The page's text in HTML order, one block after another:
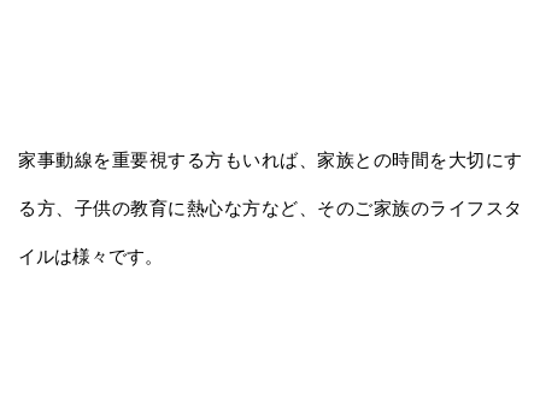
家事動線を重要視する方もいれば、家族との時間を大切にす
る方、子供の教育に熱心な方など、そのご家族のライフスタ
イルは様々です。